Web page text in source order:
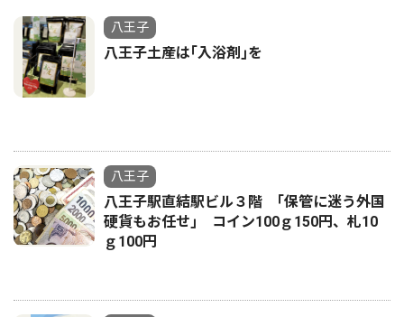
八王子
八王子土産は｢入浴剤｣を
八王子
八王子駅直結駅ビル３階 ｢保管に迷う外国
硬貨もお任せ｣ コイン100ｇ150円、札10
ｇ100円